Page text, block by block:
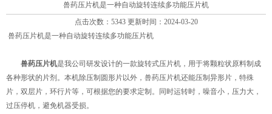
兽药压片机是一种自动旋转连续多功能压片机
点击次数：5343 更新时间：2024-03-20
兽药压片机是一种自动旋转连续多功能压片机
兽药压片机是我公司研发设计的一款旋转式压片机，用于将颗粒状原料制成
各种形状的片剂。本机除压制圆形片以外，兽药压片机还能压制异形片，特殊
片，双层片，环行片等，可根据您的要求定制。同时运转时，噪音小，压力大，
过压停机，避免机器受损。